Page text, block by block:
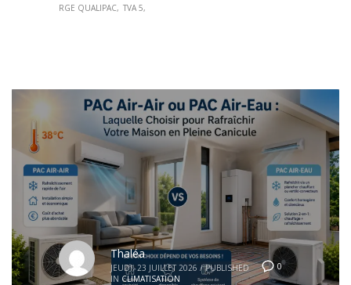
RGE QUALIPAC TVA 5
0
Thaléa
JEUDI, 23 JUILLET 2026 / PUBLISHED
IN CLIMATISATION